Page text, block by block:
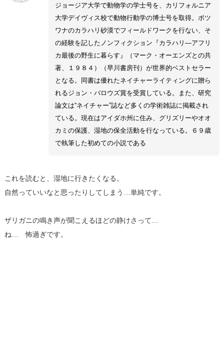
ジョージア大学で動物学の学士号を、カリフォルニア
大学デイヴィス校で動物行動学の博士号を取得。ボツ
ワナのカラハリ砂漠でフィールドワークを行ない、そ
の経験を記したノンフィクション『カラハリ―アフリ
カ最後の野生に暮らす』（マーク・オーエンズとの共
著、１９８４）（早川書房刊）が世界的ベストセラー
となる。同書は優れたネイチャーライティングに贈ら
れるジョン・バロウズ賞を受賞している。また、研究
論文は“ネイチャー”誌など多くの学術雑誌に掲載され
ている。現在はアイダホ州に住み、グリズリーやオオ
カミの保護、湿地の保全活動を行なっている。６９歳
で執筆した初めての小説である
これを読むと、湿地に行きたくなる。
自然っていいなと思ったりしてしまう…単純です。
ザリガニの鳴き声が聞こえるほどの静けさって…
ね… 怖過ぎです。